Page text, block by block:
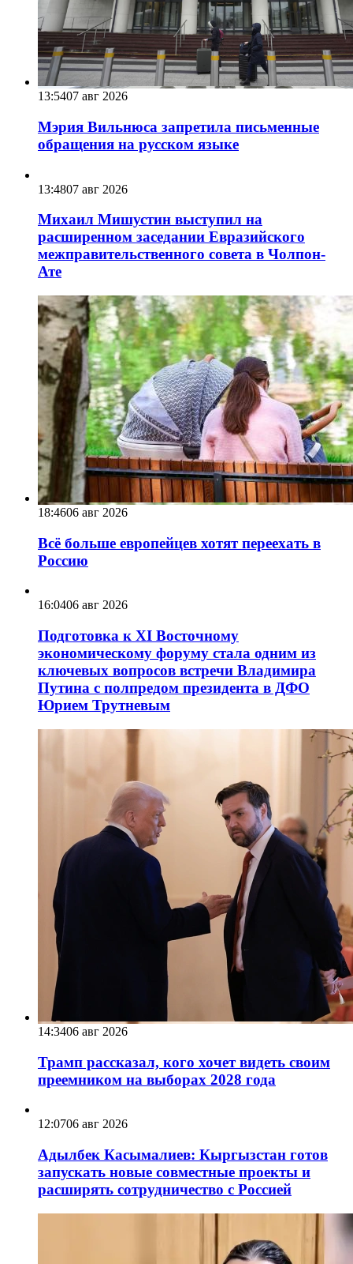
13:5407 авг 2026
Мэрия Вильнюса запретила письменные
обращения на русском языке
13:4807 авг 2026
Михаил Мишустин выступил на
расширенном заседании Евразийского
межправительственного совета в Чолпон-
Ате
18:4606 авг 2026
Всё больше европейцев хотят переехать в
Россию
16:0406 авг 2026
Подготовка к XI Восточному
экономическому форуму стала одним из
ключевых вопросов встречи Владимира
Путина с полпредом президента в ДФО
Юрием Трутневым
14:3406 авг 2026
Трамп рассказал, кого хочет видеть своим
преемником на выборах 2028 года
12:0706 авг 2026
Адылбек Касымалиев: Кыргызстан готов
запускать новые совместные проекты и
расширять сотрудничество с Россией